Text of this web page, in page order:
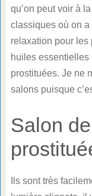
qu’on peut voir à
classiques où on
relaxation pour les
huiles
prostituées. Je ne
salons puisque
Salon
Ils sont très